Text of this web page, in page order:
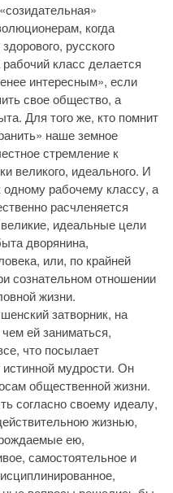
когда
русского
класс делается
интересным», если
свое общество, а
Для того же, кто помнит
наше земное
стремление к
великого, идеального. И
одному рабочему классу, а
расчленяется
идеальные цели
дворянина,
или, по крайней
сознательном отношении
жизни.
затворник, на
ей заниматься,
что посылает
мудрости. Он
общественной жизни.
согласно своему идеалу,
жизнью,
ею,
самостоятельное и